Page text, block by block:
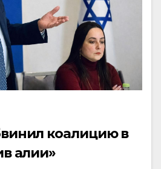
коалицию в
алии»